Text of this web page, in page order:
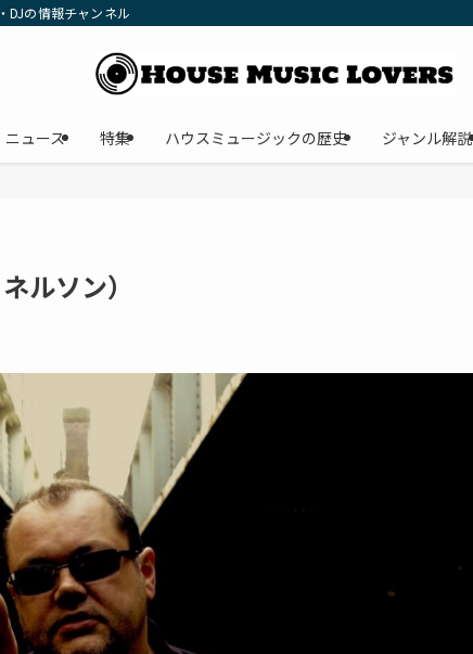
DJの情報チャンネル
ニュース 特集 ハウスミュージックの歴史 ジャンル解説
ルソン）